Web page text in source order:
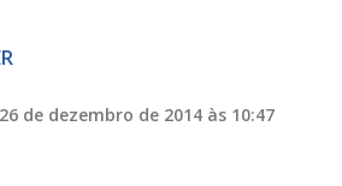
26 de dezembro de 2014 às 10:47